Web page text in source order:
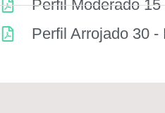
Perfil Moderado
Perfil Arrojado 30 -